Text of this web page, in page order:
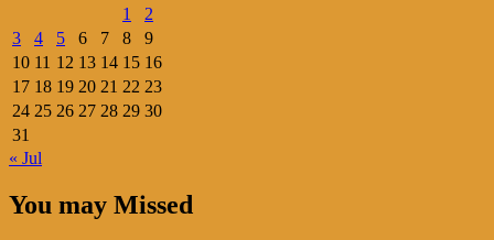
1
2
3
4 5 6 7 8
9
10 11 12 13 14 15 16
17 18 19 20 21 22 23
24 25 26 27 28 29 30
31
« Jul
You may Missed